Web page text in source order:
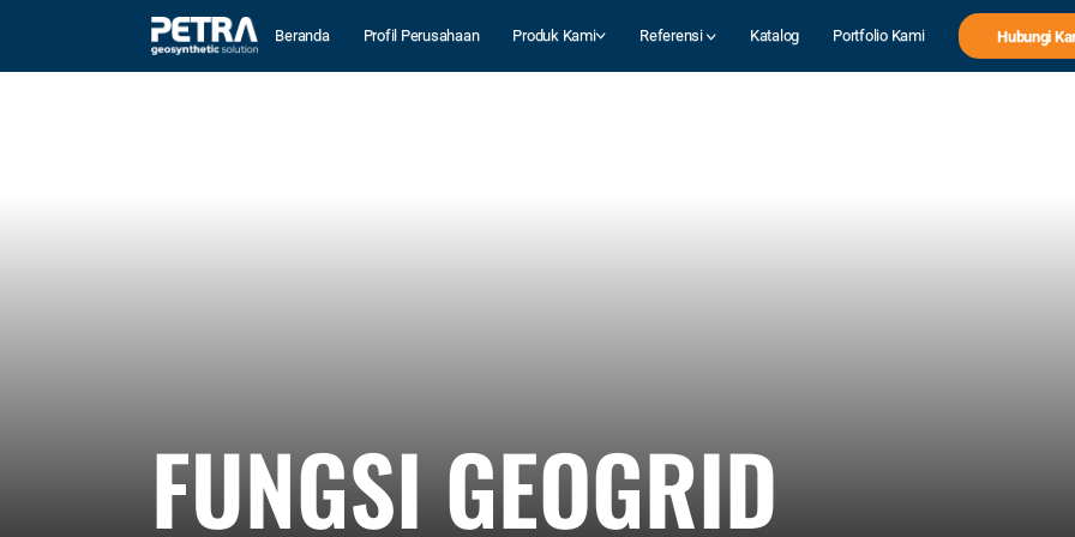
Beranda Profil Perusahaan Produk Kami Referensi Katalog Portfolio Kami Hubungi
FUNGSI GEOGRID